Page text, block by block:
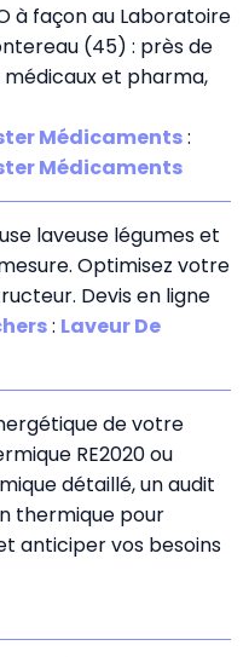
à façon au Laboratoire
(45) : près de
médicaux et pharma,
Médicaments:
Médicaments
laveuse légumes et
Optimisez votre
Devis en ligne
: Laveur De
de votre
RE2020 ou
détaillé, un audit
thermique pour
anticiper vos besoins